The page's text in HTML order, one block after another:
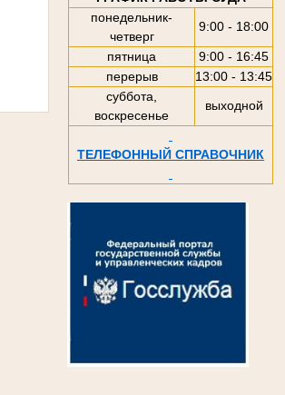
понедельник-
четверг
9:00 - 18:00
пятница
9:00 - 16:45
перерыв
13:00 - 13:45
суббота,
воскресенье
выходной
ТЕЛЕФОННЫЙ СПРАВОЧНИК